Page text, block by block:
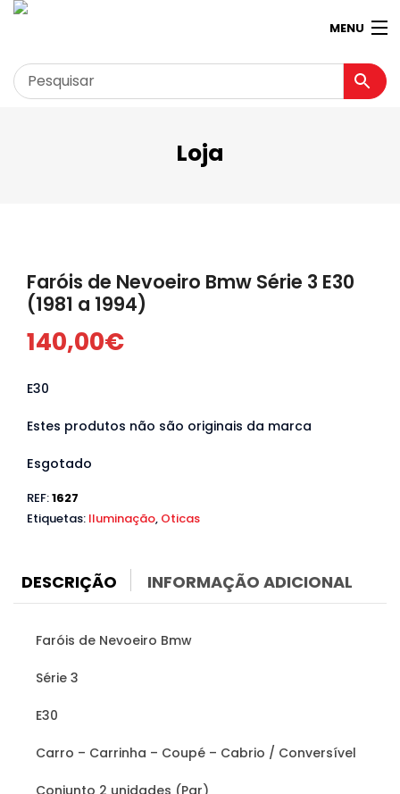
MENU
Garagem
Loja Virtual 360º
Loja
Faróis de Nevoeiro Bmw Série 3 E30
(1981 a 1994)
140,00€
E30
Estes produtos não são originais da marca
Esgotado
REF:1627
Etiquetas: Iluminação, Oticas
DESCRIÇÃO INFORMAÇÃO ADICIONAL
Faróis de Nevoeiro Bmw
Série 3
E30
Carro – Carrinha – Coupé – Cabrio / Conversível